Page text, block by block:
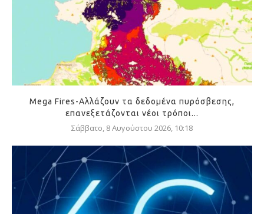
Mega Fires-Αλλάζουν τα δεδομένα πυρόσβεσης,
επανεξετάζονται νέοι τρόποι...
Σάββατο, 8 Αυγούστου 2026, 10:18